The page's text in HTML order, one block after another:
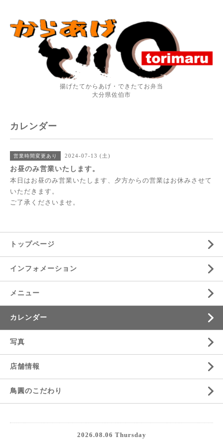
揚げたてからあげ・できたてお弁当
大分県佐伯市
カレンダー
営業時間変更あり 2024-07-13 (土)
お昼のみ営業いたします。
本日はお昼のみ営業いたします、夕方からの営業はお休みさせて
いただきます。
ご了承くださいませ。
トップページ
インフォメーション
メニュー
カレンダー
写真
店舗情報
鳥圓のこだわり
2026.08.06 Thursday